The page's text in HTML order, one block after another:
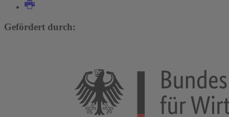
Gefördert durch: